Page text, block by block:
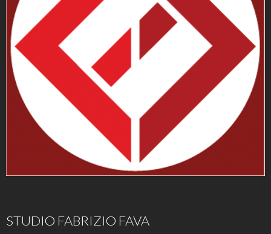
STUDIO FABRIZIO FAVA